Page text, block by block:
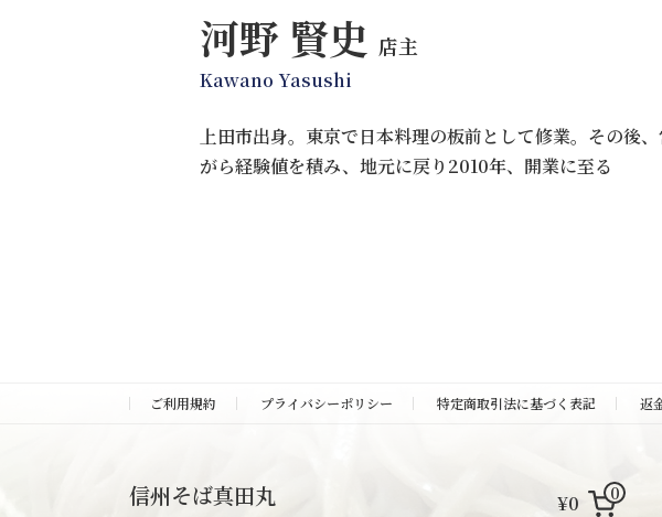
河野 賢史 店主
Kawano Yasushi
上田市出身。東京で日本料理の板前として修業。その後
がら経験値を積み、地元に戻り2010年、開業に至る
ご利用規約 プライバシーポリシー 特定商取引法に基づく表記 返
信州そば真田丸 ¥0 0